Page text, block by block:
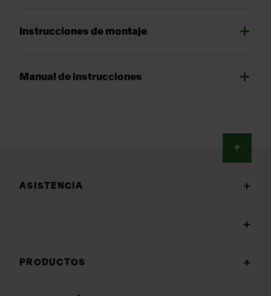
Instrucciones de montaje
Manual de instrucciones
ASISTENCIA
PRODUCTOS